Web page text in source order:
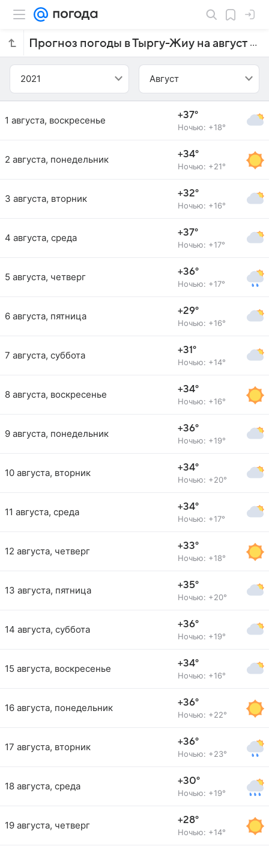
Прогноз погоды в Тыргу-Жиу на август 2021 года
2021 Август
1 августа, воскресенье +37°
Ночью: +18°
2 августа, понедельник +34°
Ночью: +21°
3 августа, вторник +32°
Ночью: +16°
4 августа, среда +37°
Ночью: +17°
5 августа, четверг +36°
Ночью: +17°
6 августа, пятница +29°
Ночью: +16°
7 августа, суббота +31°
Ночью: +14°
8 августа, воскресенье +34°
Ночью: +16°
9 августа, понедельник +36°
Ночью: +19°
10 августа, вторник +34°
Ночью: +20°
11 августа, среда +34°
Ночью: +17°
12 августа, четверг +33°
Ночью: +18°
13 августа, пятница +35°
Ночью: +20°
14 августа, суббота +36°
Ночью: +19°
15 августа, воскресенье +34°
Ночью: +16°
16 августа, понедельник +36°
Ночью: +22°
17 августа, вторник +36°
Ночью: +23°
18 августа, среда +30°
Ночью: +19°
19 августа, четверг +28°
Ночью: +14°